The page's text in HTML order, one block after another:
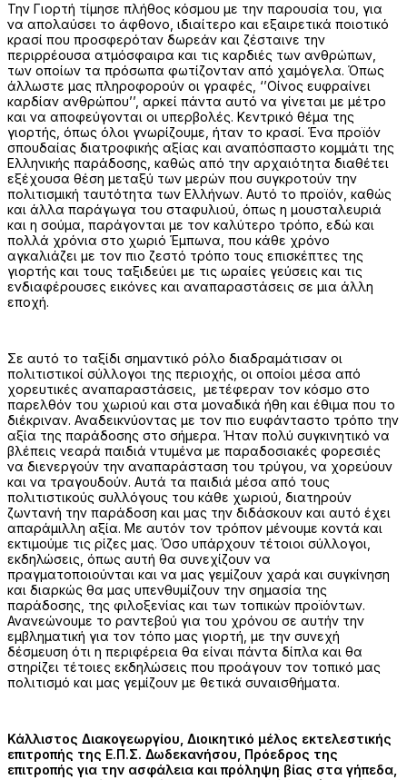
Την Γιορτή τίμησε πλήθος κόσμου με την παρουσία του, για
να απολαύσει το άφθονο, ιδιαίτερο και εξαιρετικά ποιοτικό
κρασί που προσφερόταν δωρεάν και ζέσταινε την
περιρρέουσα ατμόσφαιρα και τις καρδιές των ανθρώπων,
των οποίων τα πρόσωπα φωτίζονταν από χαμόγελα. Όπως
άλλωστε μας πληροφορούν οι γραφές, ‘’Οίνος ευφραίνει
καρδίαν ανθρώπου’’, αρκεί πάντα αυτό να γίνεται με μέτρο
και να αποφεύγονται οι υπερβολές. Κεντρικό θέμα της
γιορτής, όπως όλοι γνωρίζουμε, ήταν το κρασί. Ένα προϊόν
σπουδαίας διατροφικής αξίας και αναπόσπαστο κομμάτι της
Ελληνικής παράδοσης, καθώς από την αρχαιότητα διαθέτει
εξέχουσα θέση μεταξύ των μερών που συγκροτούν την
πολιτισμική ταυτότητα των Ελλήνων. Αυτό το προϊόν, καθώς
και άλλα παράγωγα του σταφυλιού, όπως η μουσταλευριά
και η σούμα, παράγονται με τον καλύτερο τρόπο, εδώ και
πολλά χρόνια στο χωριό Έμπωνα, που κάθε χρόνο
αγκαλιάζει με τον πιο ζεστό τρόπο τους επισκέπτες της
γιορτής και τους ταξιδεύει με τις ωραίες γεύσεις και τις
ενδιαφέρουσες εικόνες και αναπαραστάσεις σε μια άλλη
εποχή.
Σε αυτό το ταξίδι σημαντικό ρόλο διαδραμάτισαν οι
πολιτιστικοί σύλλογοι της περιοχής, οι οποίοι μέσα από
χορευτικές αναπαραστάσεις, μετέφεραν τον κόσμο στο
παρελθόν του χωριού και στα μοναδικά ήθη και έθιμα που το
διέκριναν. Αναδεικνύοντας με τον πιο ευφάνταστο τρόπο την
αξία της παράδοσης στο σήμερα. Ήταν πολύ συγκινητικό να
βλέπεις νεαρά παιδιά ντυμένα με παραδοσιακές φορεσιές
να διενεργούν την αναπαράσταση του τρύγου, να χορεύουν
και να τραγουδούν. Αυτά τα παιδιά μέσα από τους
πολιτιστικούς συλλόγους του κάθε χωριού, διατηρούν
ζωντανή την παράδοση και μας την διδάσκουν και αυτό έχει
απαράμιλλη αξία. Με αυτόν τον τρόπον μένουμε κοντά και
εκτιμούμε τις ρίζες μας. Όσο υπάρχουν τέτοιοι σύλλογοι,
εκδηλώσεις, όπως αυτή θα συνεχίζουν να
πραγματοποιούνται και να μας γεμίζουν χαρά και συγκίνηση
και διαρκώς θα μας υπενθυμίζουν την σημασία της
παράδοσης, της φιλοξενίας και των τοπικών προϊόντων.
Ανανεώνουμε το ραντεβού για του χρόνου σε αυτήν την
εμβληματική για τον τόπο μας γιορτή, με την συνεχή
δέσμευση ότι η περιφέρεια θα είναι πάντα δίπλα και θα
στηρίζει τέτοιες εκδηλώσεις που προάγουν τον τοπικό μας
πολιτισμό και μας γεμίζουν με θετικά συναισθήματα.
Κάλλιστος Διακογεωργίου, Διοικητικό μέλος εκτελεστικής
επιτροπής της Ε.Π.Σ. Δωδεκανήσου, Πρόεδρος της
επιτροπής για την ασφάλεια και πρόληψη βίας στα γήπεδα,